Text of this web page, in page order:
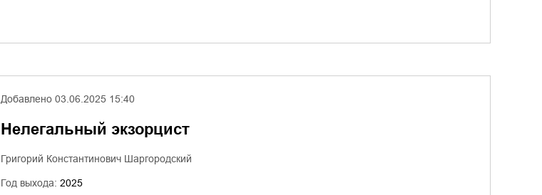
Добавлено 03.06.2025 15:40
Нелегальный экзорцист
Григорий Константинович Шаргородский
Год выхода: 2025